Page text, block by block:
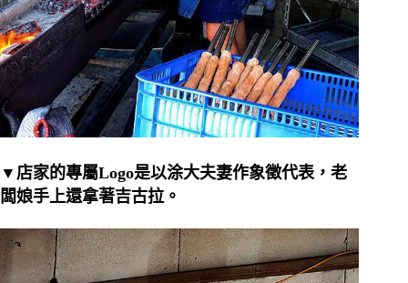
▼店家的專屬Logo是以涂大夫妻作象徵代表，老
闆娘手上還拿著吉古拉。